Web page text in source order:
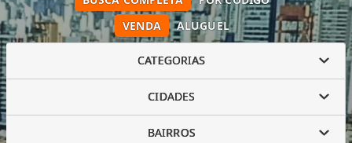
VENDA ALUGUEL
CATEGORIAS
CIDADES
BAIRROS